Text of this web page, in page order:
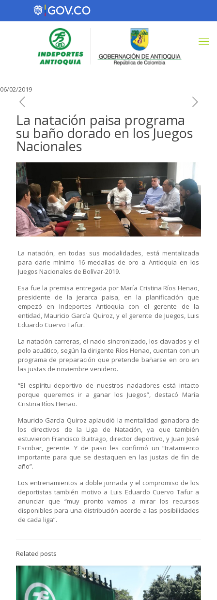
06/02/2019
La natación paisa programa
su baño dorado en los Juegos
Nacionales
La natación, en todas sus modalidades, está mentalizada
para darle mínimo 16 medallas de oro a Antioquia en los
Juegos Nacionales de Bolívar-2019.
Esa fue la premisa entregada por María Cristina Ríos Henao,
presidente de la jerarca paisa, en la planificación que
empezó en Indeportes Antioquia con el gerente de la
entidad, Mauricio García Quiroz, y el gerente de Juegos, Luis
Eduardo Cuervo Tafur.
La natación carreras, el nado sincronizado, los clavados y el
polo acuático, según la dirigente Ríos Henao, cuentan con un
programa de preparación que pretende bañarse en oro en
las justas de noviembre venidero.
“El espíritu deportivo de nuestros nadadores está intacto
porque queremos ir a ganar los Juegos”, destacó María
Cristina Ríos Henao.
Mauricio García Quiroz aplaudió la mentalidad ganadora de
los directivos de la Liga de Natación, ya que también
estuvieron Francisco Buitrago, director deportivo, y Juan José
Escobar, gerente. Y de paso les confirmó un “tratamiento
importante para que se destaquen en las justas de fin de
año”.
Los entrenamientos a doble jornada y el compromiso de los
deportistas también motivo a Luis Eduardo Cuervo Tafur a
anunciar que “muy pronto vamos a mirar los recursos
disponibles para una distribución acorde a las posibilidades
de cada liga”.
Related posts